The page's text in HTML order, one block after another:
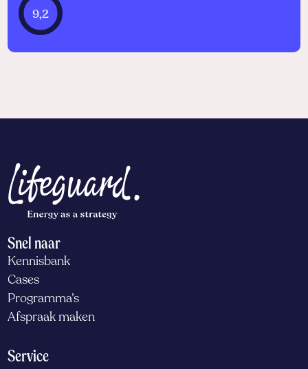
9,2
Snel naar
Kennisbank
Cases
Programma’s
Afspraak maken
Service